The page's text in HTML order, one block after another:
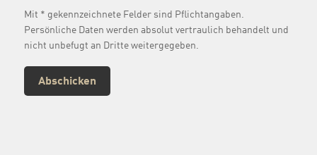
Mit * gekennzeichnete Felder sind Pflichtangaben.
Persönliche Daten werden absolut vertraulich behandelt und
nicht unbefugt an Dritte weitergegeben.
Abschicken